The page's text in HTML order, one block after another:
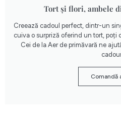
Tort și flori, ambele
Creează cadoul perfect, dintr-un
cuiva o surpriză oferind un tort, poți
Cei de la Aer de primăvară ne
Comandă